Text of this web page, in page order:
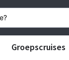
Groepscruises